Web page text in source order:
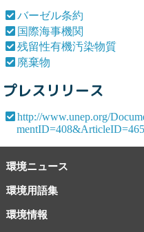
バーゼル条約
国際海事機関
残留性有機汚染物質
廃棄物
プレスリリース
http://www.unep.org/
環境ニュース
環境用語集
環境情報